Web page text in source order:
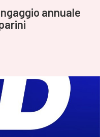
annuale